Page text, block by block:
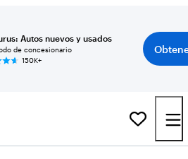
Autos nuevos y usados
de concesionario
150K+